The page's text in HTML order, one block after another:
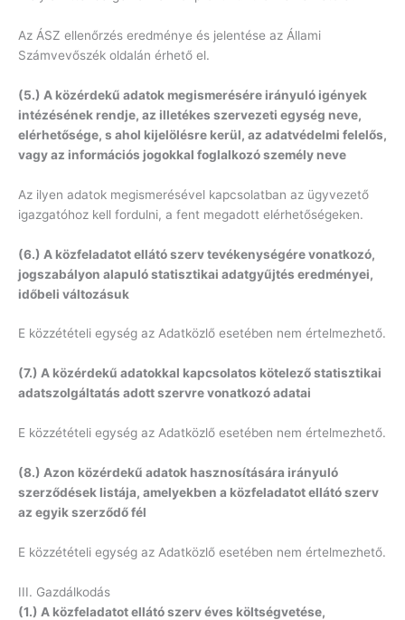
Az ÁSZ ellenőrzés eredménye és jelentése az Állami
Számvevőszék oldalán érhető el.
(5.) A közérdekű adatok megismerésére irányuló igények
intézésének rendje, az illetékes szervezeti egység neve,
elérhetősége, s ahol kijelölésre kerül, az adatvédelmi felelős,
vagy az információs jogokkal foglalkozó személy neve
Az ilyen adatok megismerésével kapcsolatban az ügyvezető
igazgatóhoz kell fordulni, a fent megadott elérhetőségeken.
(6.) A közfeladatot ellátó szerv tevékenységére vonatkozó,
jogszabályon alapuló statisztikai adatgyűjtés eredményei,
időbeli változásuk
E közzétételi egység az Adatközlő esetében nem értelmezhető.
(7.) A közérdekű adatokkal kapcsolatos kötelező statisztikai
adatszolgáltatás adott szervre vonatkozó adatai
E közzétételi egység az Adatközlő esetében nem értelmezhető.
(8.) Azon közérdekű adatok hasznosítására irányuló
szerződések listája, amelyekben a közfeladatot ellátó szerv
az egyik szerződő fél
E közzétételi egység az Adatközlő esetében nem értelmezhető.
III. Gazdálkodás
(1.) A közfeladatot ellátó szerv éves költségvetése,